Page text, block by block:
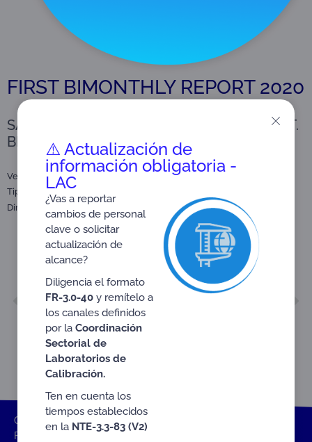
FIRST BIMONTHLY REPORT 2020
SATISFACTION SURVEY REPORT OF THE 1ST.
BIMESTER OF 2020
Versión:
Tipo:
Satisfaction Surveys
Dirigido a:
Stakeholders and the general public
ANTERIOR
ANNUAL REPORT 2019
ONAC Home Documentos
FIRST BIMONTHLY REPORT 2020
⚠️ Actualización de
información obligatoria -
LAC
¿Vas a reportar
cambios de personal
clave o solicitar
actualización de
alcance?
Diligencia el formato
FR-3.0-40y remítelo a
los canales definidos
por la Coordinación
Sectorial de
Laboratorios de
Calibración.
Ten en cuenta los
tiempos establecidos
en la NTE-3.3-83 (V2)